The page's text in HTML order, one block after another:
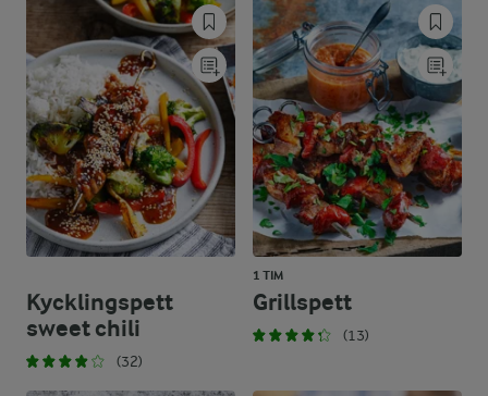
Kycklingspett
sweet chili
(32)
1 TIM
Grillspett
(13)